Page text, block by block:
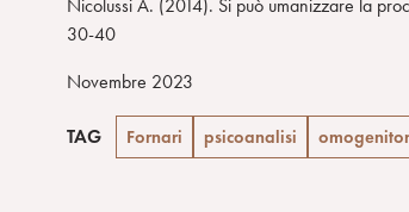
Nicolussi A. (2014). Si può umanizzare la
30-40
Novembre 2023
TAG Fornari psicoanalisi